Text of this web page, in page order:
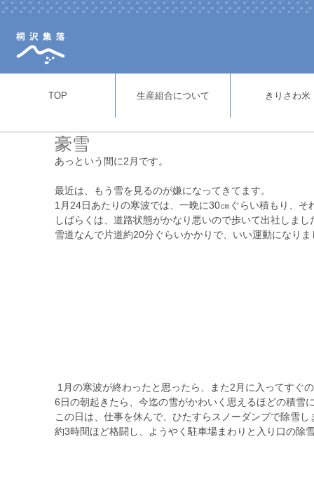
TOP 生産組合について きりさわ米
豪雪
あっという間に2月です。
最近は、もう雪を見るのが嫌になってきてます。
1月24日あたりの寒波では、一晩に30㎝ぐらい積もり、そ
しばらくは、道路状態がかなり悪いので歩いて出社しまし
雪道なんで片道約20分ぐらいかかりで、いい運動になりま
1月の寒波が終わったと思ったら、また2月に入ってすぐ
6日の朝起きたら、今迄の雪がかわいく思えるほどの積雪
この日は、仕事を休んで、ひたすらスノーダンプで除雪し
約3時間ほど格闘し、ようやく駐車場まわりと入り口の除